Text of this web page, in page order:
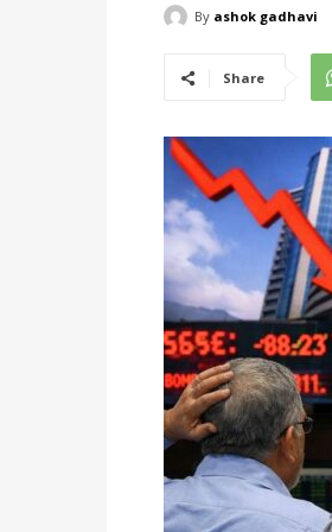
By ashok gadhavi
Share